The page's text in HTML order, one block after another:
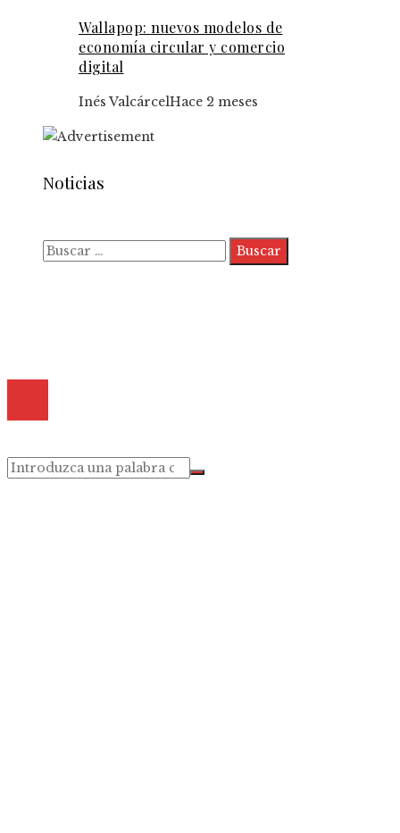
Wallapop: nuevos modelos de
economía circular y comercio
digital
Inés ValcárcelHace 2 meses
Noticias
Buscar: